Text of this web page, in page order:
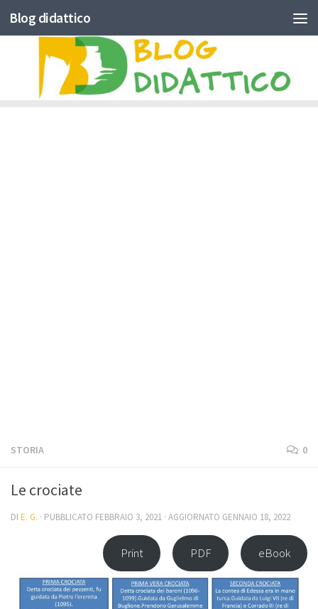
Skip to content
Blog didattico
STORIA 0
Le crociate
DI E. G. · PUBBLICATO FEBBRAIO 3, 2021 · AGGIORNATO GENNAIO 18, 2022
Print PDF eBook